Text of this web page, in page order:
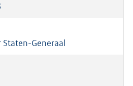
Staten-Generaal